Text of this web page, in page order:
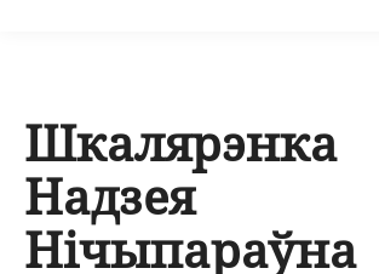
Шкалярэнка
Надзея
Нічыпараўна